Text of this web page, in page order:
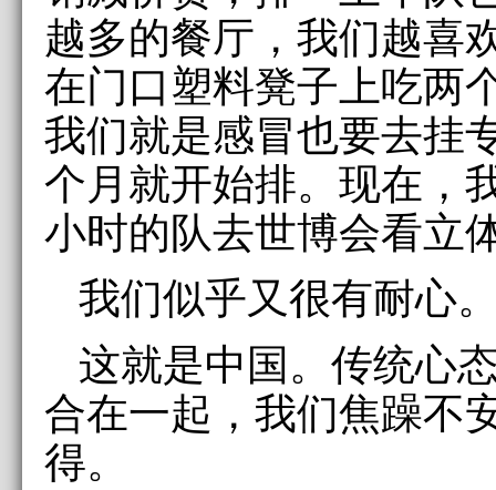
越多的餐厅，我们越喜
在门口塑料凳子上吃两
我们就是感冒也要去挂
个月就开始排。现在，
小时的队去世博会看立
我们似乎又很有耐心
这就是中国。传统心
合在一起，我们焦躁不
得。